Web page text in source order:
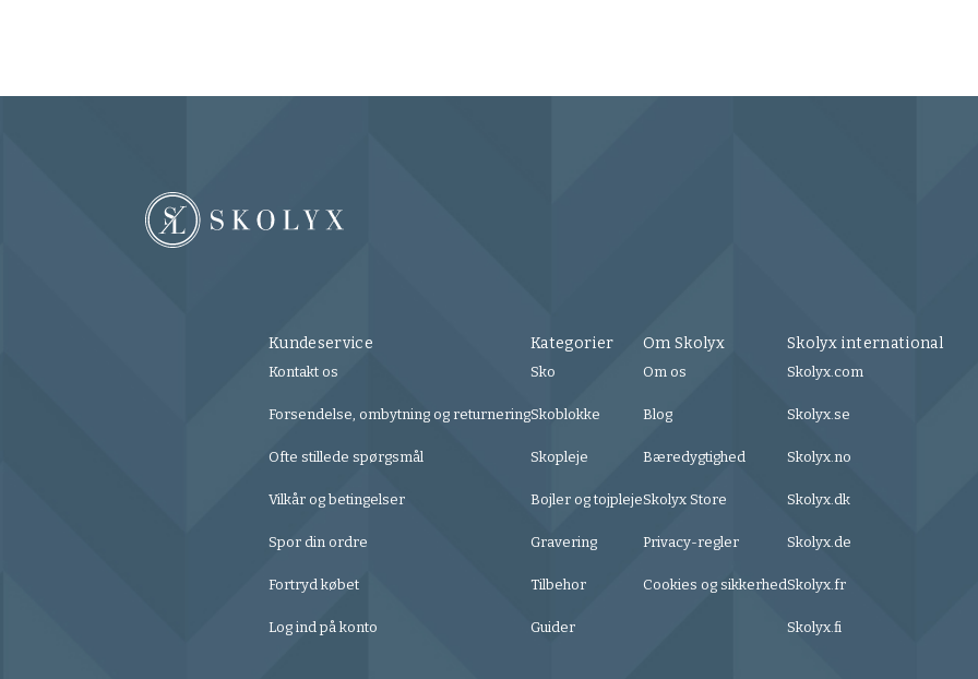
Kundeservice
Kontakt os
Forsendelse, ombytning og returnering
Ofte stillede spørgsmål
Vilkår og betingelser
Spor din ordre
Fortryd købet
Log ind på konto
Kategorier
Sko
Skoblokke
Skopleje
Bojler og tojpleje
Gravering
Tilbehor
Guider
Om Skolyx
Om os
Blog
Bæredygtighed
Skolyx Store
Privacy-regler
Cookies og sikkerhed
Skolyx international
Skolyx.com
Skolyx.se
Skolyx.no
Skolyx.dk
Skolyx.de
Skolyx.fr
Skolyx.fi